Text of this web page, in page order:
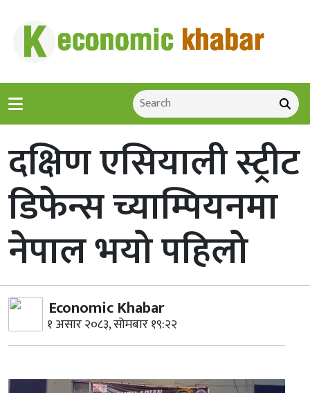
दक्षिण एसियाली स्ट्रीट
डिफेन्स च्याम्पियनमा
नेपाल भयो पहिलो
Economic Khabar
१ असार २०८३, सोमबार १९:२२